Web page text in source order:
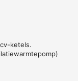
ketels.